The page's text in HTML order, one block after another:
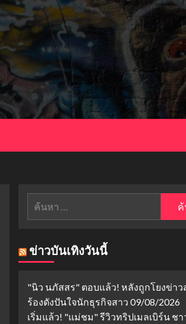
ค้นหา
ข่าวบันเทิงวันนี้
"นิว นภัสสร" ตอบแล้ว! หลังถูกโยงข่า
ร้องดังปันใจนักธุรกิจสาว 09/08/2026
เริ่มแล้ว! "แม่ชม" รีวิวทริปเมลเบิร์น ชา